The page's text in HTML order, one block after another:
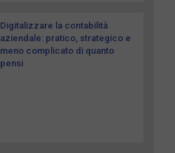
Digitalizzare la contabilità
aziendale: pratico, strategico e
meno complicato di quanto
pensi